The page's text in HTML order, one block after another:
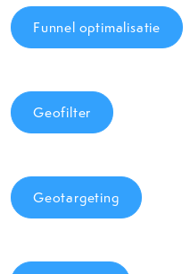
Funnel optimalisatie
Geofilter
Geotargeting